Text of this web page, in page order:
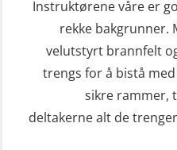
Kombi Søk og
(ABSBLE010)
Kondisjonstest
Ledertrening i
STCW
sjøfolk på
(MBSBLE003)
STCW
Instruktørene våre er
rekke bakgrunner.
velutstyrt brannfelt
trengs for å bistå
sikre rammer,
deltakerne alt de